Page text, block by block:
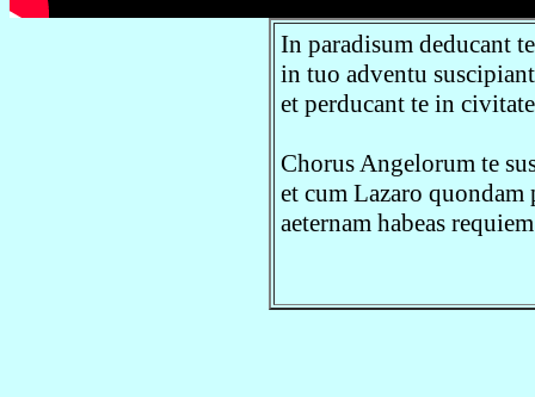
In paradisum deducant
in tuo adventu
et perducant te in
Chorus Angelorum te
et cum Lazaro quondam
aeternam habeas